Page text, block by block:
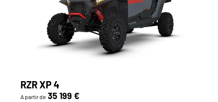
RZR XP 4
A partir de 35 199 €